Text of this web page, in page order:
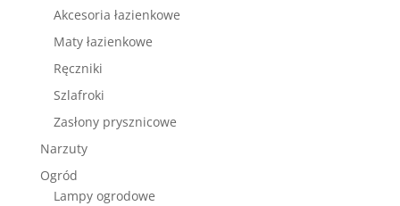
Akcesoria łazienkowe
Maty łazienkowe
Ręczniki
Szlafroki
Zasłony prysznicowe
Narzuty
Ogród
Lampy ogrodowe